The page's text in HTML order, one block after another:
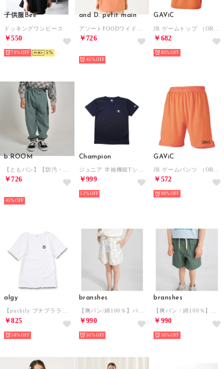
子供服Bee
ドッキングワンピース
￥550
78% 5
and D. petit main
￥726
45%
GAViC
￥682
80%
b.ROOM
￥726
45%
Champion
￥999
52%
GAViC
￥572
80%
algy
【puchily プチプラライン】フリルリブT （オフホワイト）
￥825
50%
branshes
【爽パン/綿100％】パナマ織りショートパンツ （ミックス）
￥990
50%
branshes
【爽パン / 綿100％】パナマ織りカラーハーフパンツ （オリーブ）
￥990
50%